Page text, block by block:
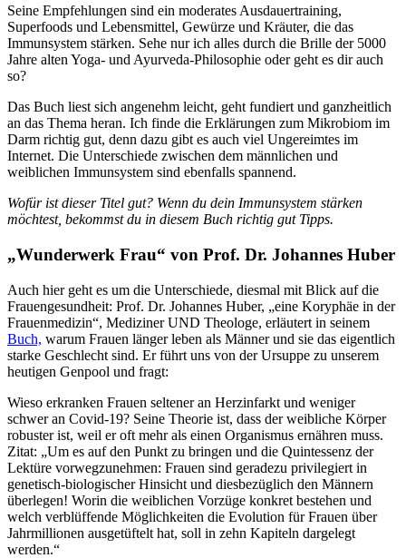
Seine Empfehlungen sind ein moderates Ausdauertraining,
Superfoods und Lebensmittel, Gewürze und Kräuter, die das
Immunsystem stärken. Sehe nur ich alles durch die Brille der 5000
Jahre alten Yoga- und Ayurveda-Philosophie oder geht es dir auch
so?
Das Buch liest sich angenehm leicht, geht fundiert und ganzheitlich
an das Thema heran. Ich finde die Erklärungen zum Mikrobiom im
Darm richtig gut, denn dazu gibt es auch viel Ungereimtes im
Internet. Die Unterschiede zwischen dem männlichen und
weiblichen Immunsystem sind ebenfalls spannend.
Wofür ist dieser Titel gut? Wenn du dein Immunsystem stärken
möchtest, bekommst du in diesem Buch richtig gut Tipps.
„Wunderwerk Frau“ von Prof. Dr. Johannes Huber
Auch hier geht es um die Unterschiede, diesmal mit Blick auf die
Frauengesundheit: Prof. Dr. Johannes Huber, „eine Koryphäe in der
Frauenmedizin“, Mediziner UND Theologe, erläutert in seinem
Buch, warum Frauen länger leben als Männer und sie das eigentlich
starke Geschlecht sind. Er führt uns von der Ursuppe zu unserem
heutigen Genpool und fragt:
Wieso erkranken Frauen seltener an Herzinfarkt und weniger
schwer an Covid-19? Seine Theorie ist, dass der weibliche Körper
robuster ist, weil er oft mehr als einen Organismus ernähren muss.
Zitat: „Um es auf den Punkt zu bringen und die Quintessenz der
Lektüre vorwegzunehmen: Frauen sind geradezu privilegiert in
genetisch-biologischer Hinsicht und diesbezüglich den Männern
überlegen! Worin die weiblichen Vorzüge konkret bestehen und
welch verblüffende Möglichkeiten die Evolution für Frauen über
Jahrmillionen ausgetüftelt hat, soll in zehn Kapiteln dargelegt
werden.“